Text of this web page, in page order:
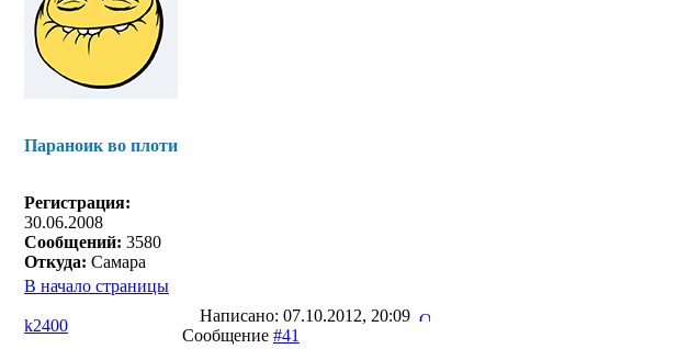
Параноик во плоти
Регистрация:
30.06.2008
Сообщений: 3580
Откуда: Самара
В начало страницы
k2400
Написано: 07.10.2012, 20:09
Сообщение #41